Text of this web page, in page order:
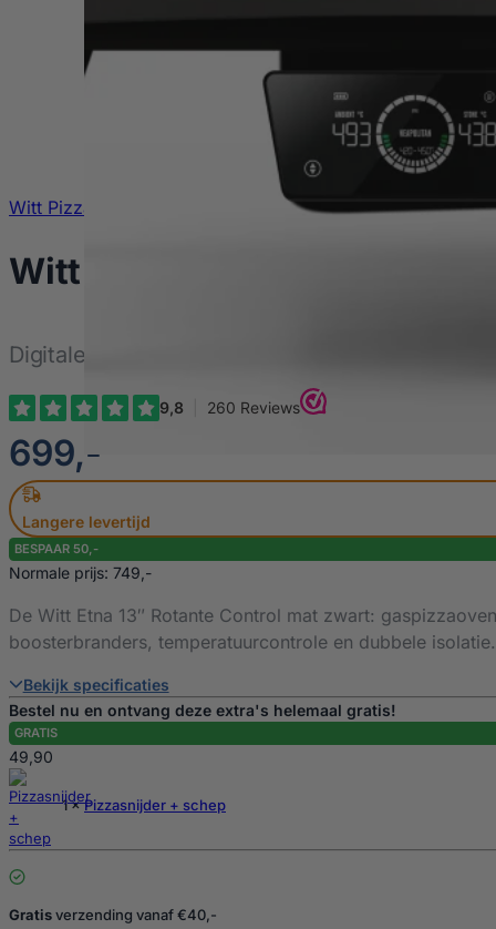
Witt Pizza
Witt Etna Rotante Control
Digitale controle, maximale hitte, perfecte
€
699,-
Langere levertijd
BESPAAR 50,-
Normale prijs: 749,-
De Witt Etna 13″ Rotante Control mat zwart:
boosterbranders, temperatuurcontrole en dubbele isolatie.
Bekijk specificaties
Bestel nu en ontvang deze extra's helemaal gratis!
GRATIS
49,90
1 ×Pizzasnijder + schep
Gratisverzending vanaf €40,-